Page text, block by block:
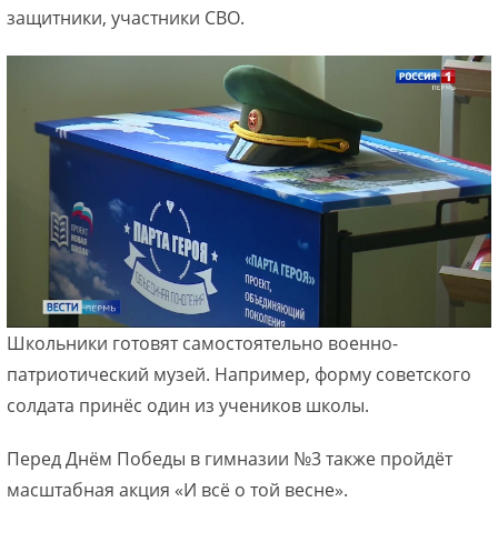
защитники, участники СВО.
Школьники готовят самостоятельно военно-
патриотический музей. Например, форму советского
солдата принёс один из учеников школы.
Перед Днём Победы в гимназии №3 также пройдёт
масштабная акция «И всё о той весне».